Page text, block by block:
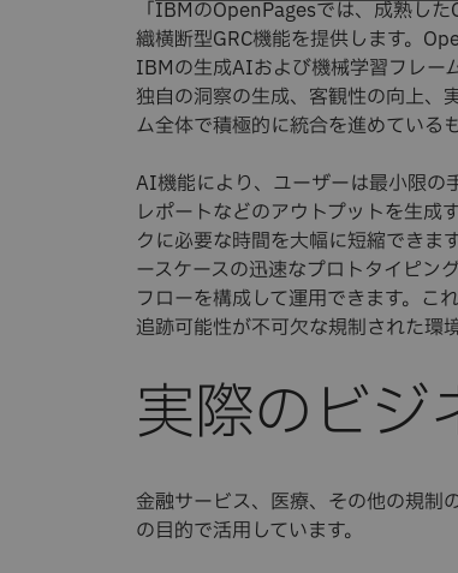
「IBMのOpenPagesでは、成熟し
織横断型GRC機能を提供します。
IBMの生成AIおよび機械学習フレー
独自の洞察の生成、客観性の向上、
ム全体で積極的に統合を進めているも
AI機能により、ユーザーは最小限の
レポートなどのアウトプットを生成
クに必要な時間を大幅に短縮できま
ースケースの迅速なプロトタイピン
フローを構成して運用できます。こ
追跡可能性が不可欠な規制された環
実際のビジ
金融サービス、医療、その他の規制
の目的で活用しています。